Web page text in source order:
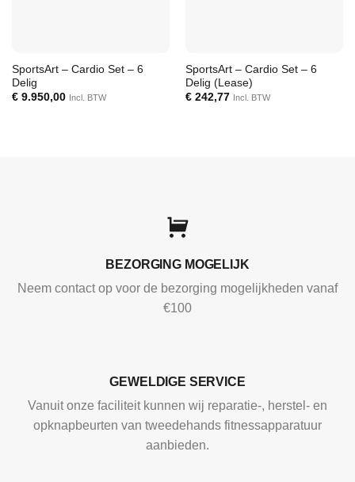
SportsArt – Cardio Set – 6
Delig
€9.950,00 Incl. BTW
SportsArt – Cardio Set – 6
Delig (Lease)
€242,77 Incl. BTW
BEZORGING MOGELIJK
Neem contact op voor de bezorging mogelijkheden vanaf
€100
GEWELDIGE SERVICE
Vanuit onze faciliteit kunnen wij reparatie-, herstel- en
opknapbeurten van tweedehands fitnessapparatuur
aanbieden.